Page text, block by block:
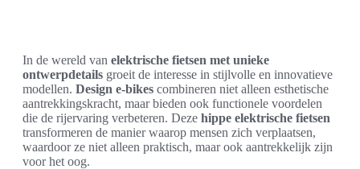
In de wereld van elektrische fietsen met unieke
ontwerpdetails groeit de interesse in stijlvolle en innovatieve
modellen. Design e-bikes combineren niet alleen esthetische
aantrekkingskracht, maar bieden ook functionele voordelen
die de rijervaring verbeteren. Deze hippe elektrische fietsen
transformeren de manier waarop mensen zich verplaatsen,
waardoor ze niet alleen praktisch, maar ook aantrekkelijk zijn
voor het oog.